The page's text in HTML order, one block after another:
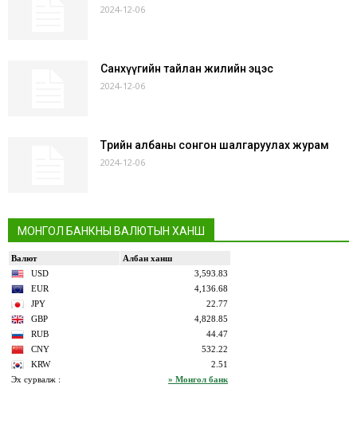
2024-12-06
Санхүүгийн тайлан жилийн эцэс
2024-12-06
Төрийн албаны сонгон шалгаруулах журам
2024-12-06
МОНГОЛ БАНКНЫ ВАЛЮТЫН ХАНШ